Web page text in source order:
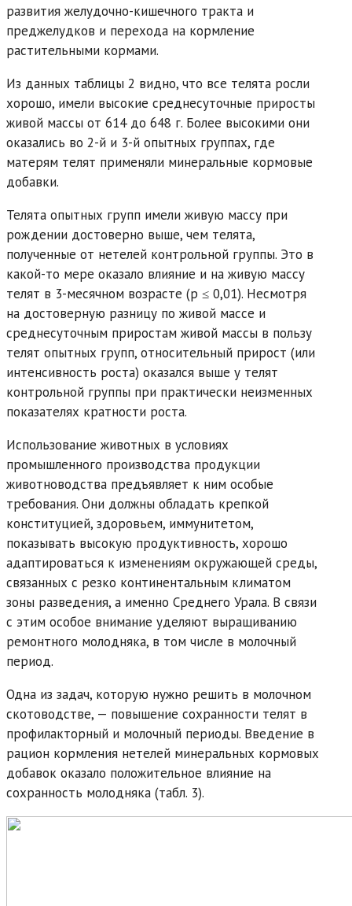
развития желудочно-кишечного тракта и
преджелудков и перехода на кормление
растительными кормами.
Из данных таблицы 2 видно, что все телята росли
хорошо, имели высокие среднесуточные приросты
живой массы от 614 до 648 г. Более высокими они
оказались во 2-й и 3-й опытных группах, где
матерям телят применяли минеральные кормовые
добавки.
Телята опытных групп имели живую массу при
рождении достоверно выше, чем телята,
полученные от нетелей контрольной группы. Это в
какой-то мере оказало влияние и на живую массу
телят в 3-месячном возрасте (р ≤ 0,01). Несмотря
на достоверную разницу по живой массе и
среднесуточным приростам живой массы в пользу
телят опытных групп, относительный прирост (или
интенсивность роста) оказался выше у телят
контрольной группы при практически неизменных
показателях кратности роста.
Использование животных в условиях
промышленного производства продукции
животноводства предъявляет к ним особые
требования. Они должны обладать крепкой
конституцией, здоровьем, иммунитетом,
показывать высокую продуктивность, хорошо
адаптироваться к изменениям окружающей среды,
связанных с резко континентальным климатом
зоны разведения, а именно Среднего Урала. В связи
с этим особое внимание уделяют выращиванию
ремонтного молодняка, в том числе в молочный
период.
Одна из задач, которую нужно решить в молочном
скотоводстве, — повышение сохранности телят в
профилакторный и молочный периоды. Введение в
рацион кормления нетелей минеральных кормовых
добавок оказало положительное влияние на
сохранность молодняка (табл. 3).